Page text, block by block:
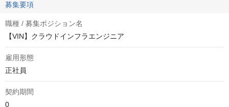
募集要項
職種 / 募集ポジション名
【VIN】クラウドインフラエンジニア
雇用形態
正社員
契約期間
0